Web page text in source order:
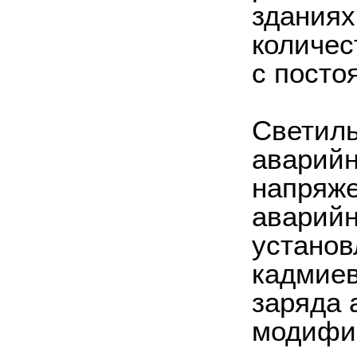
с
заряда